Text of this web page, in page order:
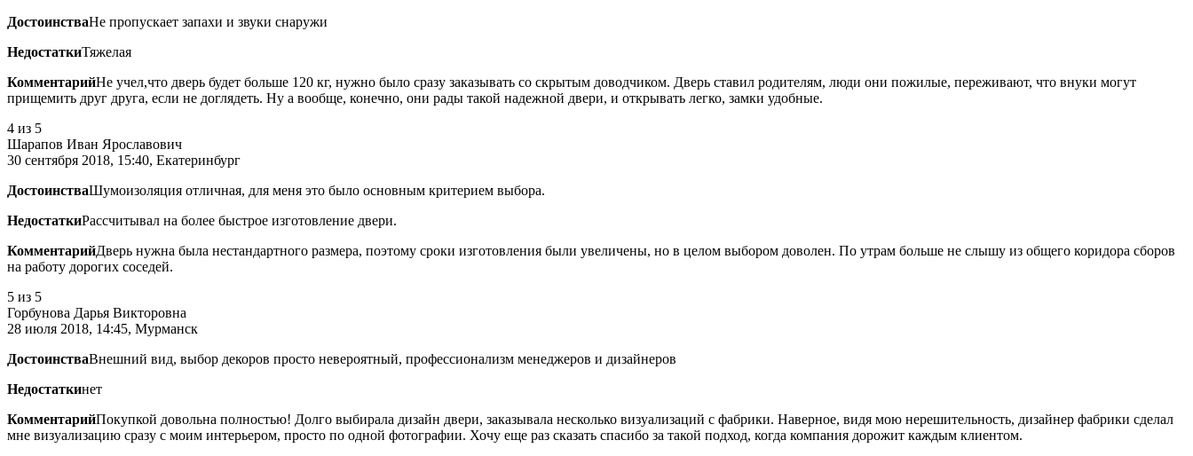
ДостоинстваНе пропускает запахи и звуки снаружи
НедостаткиТяжелая
КомментарийНе учел,что дверь будет больше 120 кг, нужно было сразу заказывать со скрытым доводчиком. Дверь ставил родителям, люди они пожилые, переживают, что внуки могут
прищемить друг друга, если не доглядеть. Ну а вообще, конечно, они рады такой надежной двери, и открывать легко, замки удобные.
4 из 5
Шарапов Иван Ярославович
30 сентября 2018, 15:40, Екатеринбург
ДостоинстваШумоизоляция отличная, для меня это было основным критерием выбора.
НедостаткиРассчитывал на более быстрое изготовление двери.
КомментарийДверь нужна была нестандартного размера, поэтому сроки изготовления были увеличены, но в целом выбором доволен. По утрам больше не слышу из общего коридора сборов
на работу дорогих соседей.
5 из 5
Горбунова Дарья Викторовна
28 июля 2018, 14:45, Мурманск
ДостоинстваВнешний вид, выбор декоров просто невероятный, профессионализм менеджеров и дизайнеров
Недостаткинет
КомментарийПокупкой довольна полностью! Долго выбирала дизайн двери, заказывала несколько визуализаций с фабрики. Наверное, видя мою нерешительность, дизайнер фабрики сделал
мне визуализацию сразу с моим интерьером, просто по одной фотографии. Хочу еще раз сказать спасибо за такой подход, когда компания дорожит каждым клиентом.